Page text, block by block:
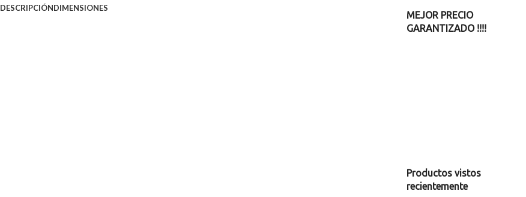
DESCRIPCIÓNDIMENSIONES
MEJOR PRECIO
GARANTIZADO !!!!
Productos vistos
recientemente